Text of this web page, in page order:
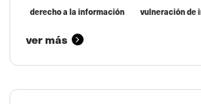
derecho a la información vulneración de
ver más